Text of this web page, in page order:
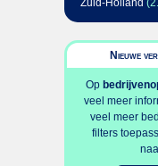
Zuid-Holland
Nieuwe
Op
veel meer
veel meer
filters